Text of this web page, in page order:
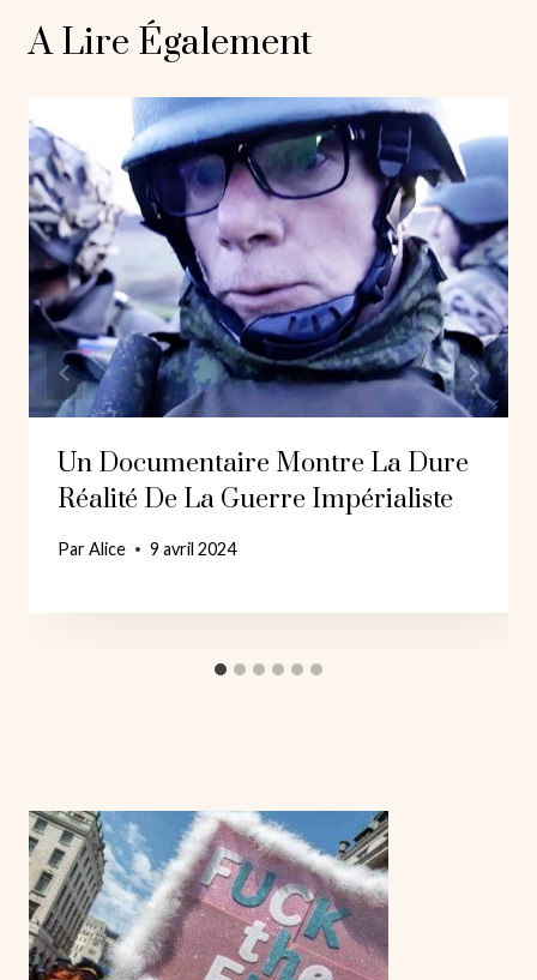
A Lire Également
Un Documentaire Montre La Dure
Réalité De La Guerre Impérialiste
ParAlice 9 avril 2024